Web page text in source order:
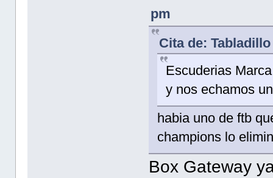
pm
Cita de:
Escuderias
y nos echamos
habia uno de ftb
champions lo
Box Gateway